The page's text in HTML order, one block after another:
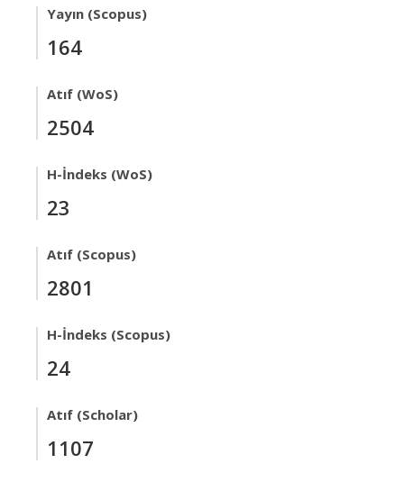
Yayın (Scopus)
164
Atıf (WoS)
2504
H-İndeks (WoS)
23
Atıf (Scopus)
2801
H-İndeks (Scopus)
24
Atıf (Scholar)
1107